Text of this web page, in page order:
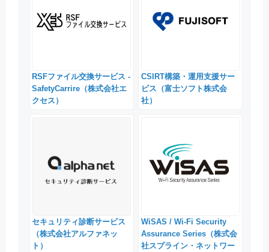
RSFファイル交換サービス -
SafetyCarrire（株式会社エ
クセス）
CSIRT構築・運用支援サー
ビス（富士ソフト株式会
社）
セキュリティ診断サービス
（株式会社アルファネッ
ト）
WiSAS / Wi-Fi Security
Assurance Series（株式会
社スプライン・ネットワー